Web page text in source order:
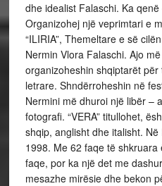
dhe idealist Falaschi. Ka
Organizohej një veprimtari e
“ILIRIA”, Themeltare e së
Nermin Vlora Falaschi. Ajo
organizoheshin shqiptarët
letrare. Shndërroheshin në
Nermini më dhuroi një libër –
fotografi. “VERA” titullohet,
shqip, anglisht dhe italisht.
1998. Me 62 faqe të shkruara
faqe, por ka një det me
mesazhe mirësie dhe bekon